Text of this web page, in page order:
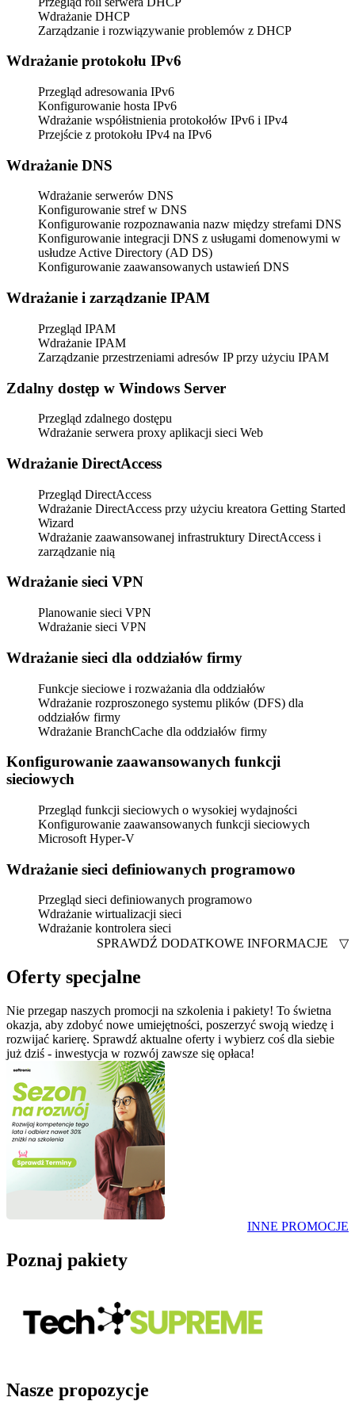
Wdrażanie DHCP
Zarządzanie i rozwiązywanie problemów z DHCP
Wdrażanie protokołu IPv6
Przegląd adresowania IPv6
Konfigurowanie hosta IPv6
Wdrażanie współistnienia protokołów IPv6 i IPv4
Przejście z protokołu IPv4 na IPv6
Wdrażanie DNS
Wdrażanie serwerów DNS
Konfigurowanie stref w DNS
Konfigurowanie rozpoznawania nazw między strefami DNS
Konfigurowanie integracji DNS z usługami domenowymi w
usłudze Active Directory (AD DS)
Konfigurowanie zaawansowanych ustawień DNS
Wdrażanie i zarządzanie IPAM
Przegląd IPAM
Wdrażanie IPAM
Zarządzanie przestrzeniami adresów IP przy użyciu IPAM
Zdalny dostęp w Windows Server
Przegląd zdalnego dostępu
Wdrażanie serwera proxy aplikacji sieci Web
Wdrażanie DirectAccess
Przegląd DirectAccess
Wdrażanie DirectAccess przy użyciu kreatora Getting Started
Wizard
Wdrażanie zaawansowanej infrastruktury DirectAccess i
zarządzanie nią
Wdrażanie sieci VPN
Planowanie sieci VPN
Wdrażanie sieci VPN
Wdrażanie sieci dla oddziałów firmy
Funkcje sieciowe i rozważania dla oddziałów
Wdrażanie rozproszonego systemu plików (DFS) dla
oddziałów firmy
Wdrażanie BranchCache dla oddziałów firmy
Konfigurowanie zaawansowanych funkcji
sieciowych
Przegląd funkcji sieciowych o wysokiej wydajności
Konfigurowanie zaawansowanych funkcji sieciowych
Microsoft Hyper-V
Wdrażanie sieci definiowanych programowo
Przegląd sieci definiowanych programowo
Wdrażanie wirtualizacji sieci
Wdrażanie kontrolera sieci
SPRAWDŹ DODATKOWE INFORMACJE
▽
Oferty specjalne
Nie przegap naszych promocji na szkolenia i pakiety! To świetna
okazja, aby zdobyć nowe umiejętności, poszerzyć swoją wiedzę i
rozwijać karierę. Sprawdź aktualne oferty i wybierz coś dla siebie
już dziś - inwestycja w rozwój zawsze się opłaca!
INNE PROMOCJE
Poznaj pakiety
Nasze propozycje